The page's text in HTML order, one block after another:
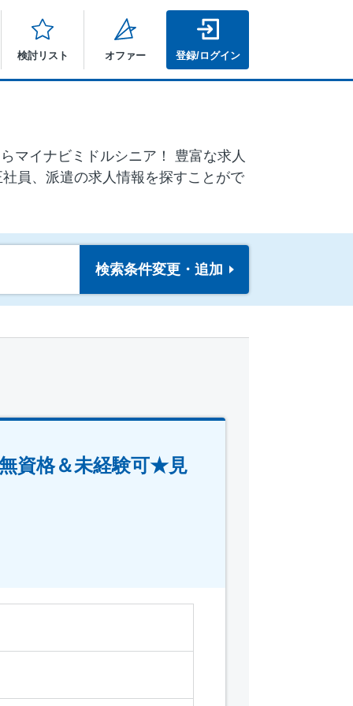
検討リスト オファー 登録/ログイン
マイナビミドルシニア！ 豊富な求人
員、派遣の求人情報を探すことがで
検索条件変更・追加
資格＆未経験可★見